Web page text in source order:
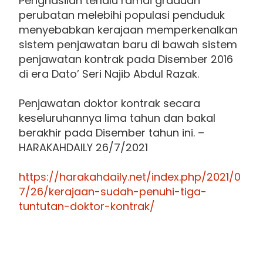
perubatan melebihi populasi penduduk
menyebabkan kerajaan memperkenalkan
sistem penjawatan baru di bawah sistem
penjawatan kontrak pada Disember 2016
di era Dato’ Seri Najib Abdul Razak.
Penjawatan doktor kontrak secara
keseluruhannya lima tahun dan bakal
berakhir pada Disember tahun ini. –
HARAKAHDAILY 26/7/2021
https://harakahdaily.net/index.php/2021/0
7/26/kerajaan-sudah-penuhi-tiga-
tuntutan-doktor-kontrak/